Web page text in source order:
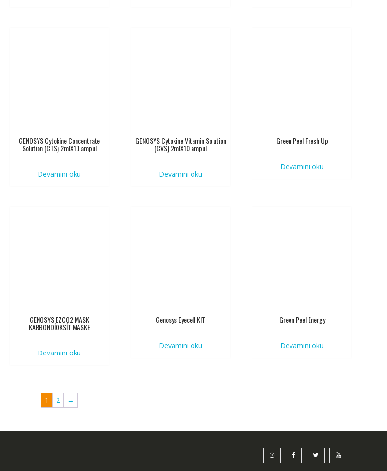
GENOSYS Cytokine Concentrate
Solution (CTS) 2mlX10 ampul
Devamını oku
GENOSYS Cytokine Vitamin Solution
(CVS) 2mlX10 ampul
Devamını oku
Green Peel Fresh Up
Devamını oku
GENOSYS EZCO2 MASK
KARBONDİOKSİT MASKE
Devamını oku
Genosys Eyecell KIT
Devamını oku
Green Peel Energy
Devamını oku
1 2 →